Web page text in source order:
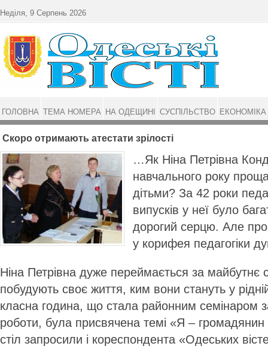
Скоро отримають атестати зрілості
…Як Ніна Петрівна
навчального року
дітьми? За 42 роки
випусків у неї було
дорогий серцю. Але про
у корифея педагогіки
Ніна Петрівна дуже переймається за майбутнє
побудують своє життя, ким вони стануть у
класна година, що стала районним семінаром
роботи, була присвячена темі «Я – громадянин
стіл запросили і кореспондента «Одеських
Неділя, 9 Серпень 2026
ГОЛОВНА ТЕМА НОМЕРА НА ОДЕЩИНІ СУСПІЛЬСТВО ЕКОНОМІКА